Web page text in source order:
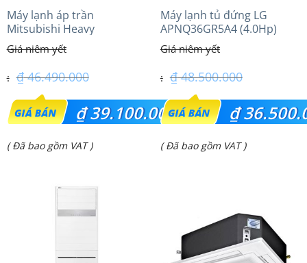
Máy lạnh áp trần
Mitsubishi Heavy
FDE100VG (4.0Hp) Cao cấp
– 1 Pha
₫46.490.000
Giá
gốc
là:
₫39.100.000
Giá
( Đã bao gồm VAT )
Máy lạnh tủ đứng LG
APNQ36GR5A4 (4.0Hp)
inverter
₫48.500.000
Giá
gốc
là:
₫
Giá
₫ 36.500.000.
( Đã bao gồm VAT )